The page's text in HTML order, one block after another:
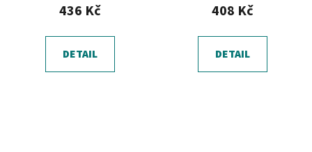
436 Kč
DETAIL
408 Kč
DETAIL